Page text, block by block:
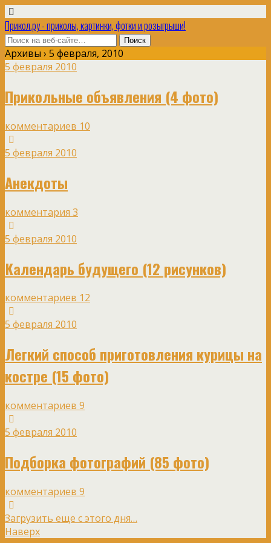
Прикол.ру - приколы, картинки, фотки и розыгрыши!
Архивы › 5 февраля, 2010
5 февраля 2010
Прикольные объявления (4 фото)
комментариев 10
5 февраля 2010
Анекдоты
комментария 3
5 февраля 2010
Календарь будущего (12 рисунков)
комментариев 12
5 февраля 2010
Легкий способ приготовления курицы на
костре (15 фото)
комментариев 9
5 февраля 2010
Подборка фотографий (85 фото)
комментариев 9
Загрузить еще с этого дня…
Наверх